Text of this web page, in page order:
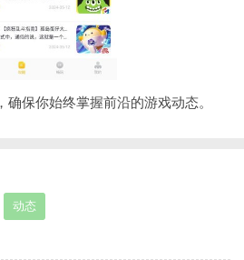
保你始终掌握前沿的游戏动态。
动态